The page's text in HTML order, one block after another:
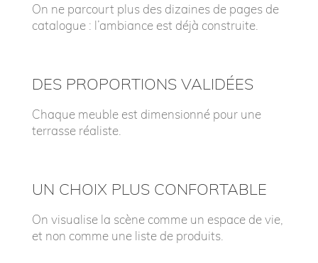
On ne parcourt plus des dizaines de pages de
catalogue : l’ambiance est déjà construite.
DES PROPORTIONS VALIDÉES
Chaque meuble est dimensionné pour une
terrasse réaliste.
UN CHOIX PLUS CONFORTABLE
On visualise la scène comme un espace de vie,
et non comme une liste de produits.